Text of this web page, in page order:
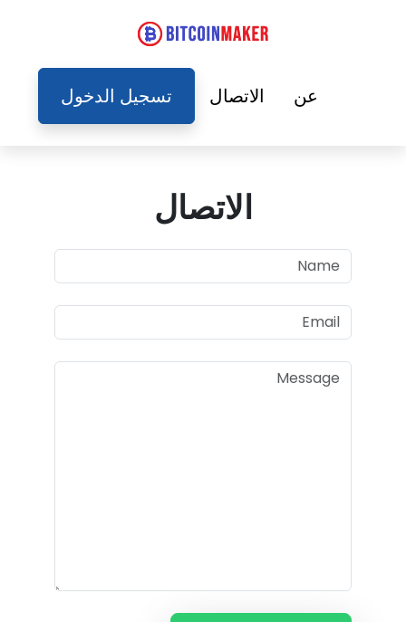
عن الاتصال تسجيل الدخول
الاتصال